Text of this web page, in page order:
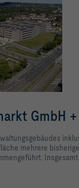
GmbH +
mehrere